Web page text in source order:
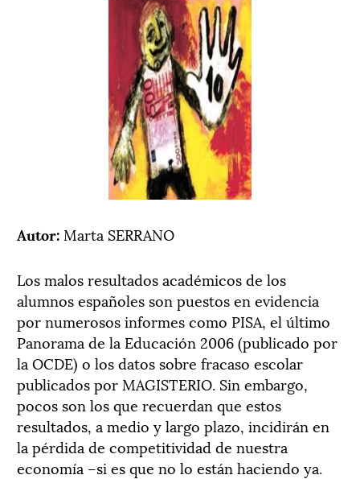
Autor: Marta SERRANO
Los malos resultados académicos de los
alumnos españoles son puestos en evidencia
por numerosos informes como PISA, el último
Panorama de la Educación 2006 (publicado por
la OCDE) o los datos sobre fracaso escolar
publicados por MAGISTERIO. Sin embargo,
pocos son los que recuerdan que estos
resultados, a medio y largo plazo, incidirán en
la pérdida de competitividad de nuestra
economía –si es que no lo están haciendo ya.